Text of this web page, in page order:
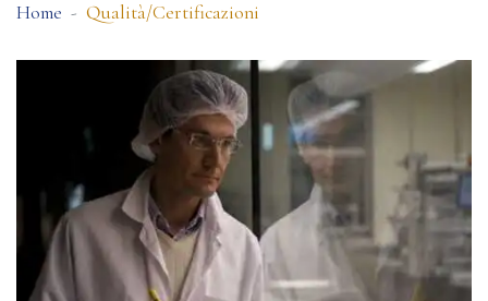
Home Qualità/Certificazioni